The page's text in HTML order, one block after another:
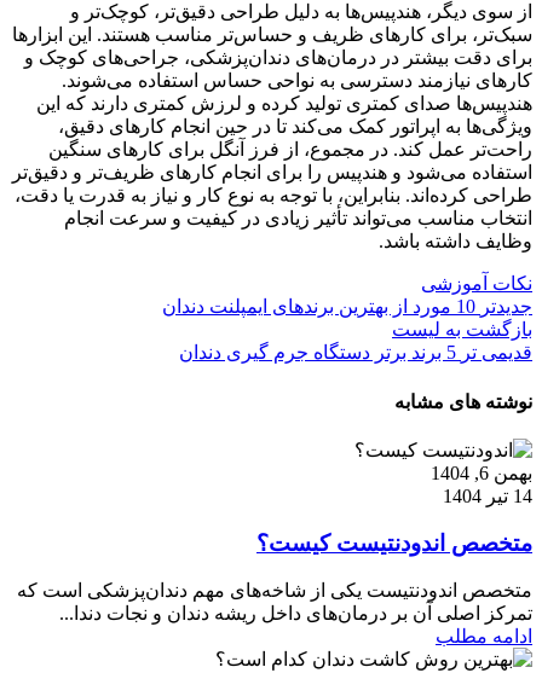
از سوی دیگر، هندپیس‌ها به دلیل طراحی دقیق‌تر، کوچک‌تر و
سبک‌تر، برای کارهای ظریف و حساس‌تر مناسب هستند. این ابزارها
برای دقت بیشتر در درمان‌های دندان‌پزشکی، جراحی‌های کوچک و
کارهای نیازمند دسترسی به نواحی حساس استفاده می‌شوند.
هندپیس‌ها صدای کمتری تولید کرده و لرزش کمتری دارند که این
ویژگی‌ها به اپراتور کمک می‌کند تا در حین انجام کارهای دقیق،
راحت‌تر عمل کند. در مجموع، از فرز آنگل برای کارهای سنگین
استفاده می‌شود و هندپیس را برای انجام کارهای ظریف‌تر و دقیق‌تر
طراحی کرده‌اند. بنابراین، با توجه به نوع کار و نیاز به قدرت یا دقت،
انتخاب مناسب می‌تواند تأثیر زیادی در کیفیت و سرعت انجام
وظایف داشته باشد.
نکات آموزشی
جدیدتر 10 مورد از بهترین برندهای ایمپلنت دندان
بازگشت به لیست
قدیمی تر 5 برند برتر دستگاه جرم‌ گیری دندان
نوشته های مشابه
بهمن 6, 1404
14 تیر 1404
متخصص اندودنتیست کیست؟
متخصص اندودنتیست یکی از شاخه‌های مهم دندان‌پزشکی است که
تمرکز اصلی آن بر درمان‌های داخل ریشه دندان و نجات دندا...
ادامه مطلب